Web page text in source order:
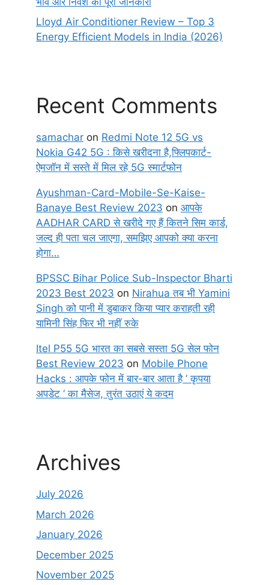
Lloyd Air Conditioner Review – Top 3
Energy Efficient Models in India (2026)
Recent Comments
samachar on Redmi Note 12 5G vs
Nokia G42 5G : किसे खरीदना है,फ्लिपकार्ट-
ऐमजॉन में सस्ते में मिल रहे 5G स्मार्टफोन
Ayushman-Card-Mobile-Se-Kaise-
Banaye Best Review 2023 on आपके
AADHAR CARD से खरीदे गए हैं कितने सिम कार्ड,
जल्द ही पता चल जाएगा, समझिए आपको क्या करना
होगा…
BPSSC Bihar Police Sub-Inspector Bharti
2023 Best 2023 on Nirahua तब भी Yamini
Singh को पानी में डुबाकर किया प्यार कराहती रही
यामिनी सिंह फिर भी नहीं रुके
Itel P55 5G भारत का सबसे सस्ता 5G सेल फोन
Best Review 2023 on Mobile Phone
Hacks : आपके फोन में बार-बार आता है ‘ कृपया
अपडेट ‘ का मैसेज, तुरंत उठाएं ये कदम
Archives
July 2026
March 2026
January 2026
December 2025
November 2025